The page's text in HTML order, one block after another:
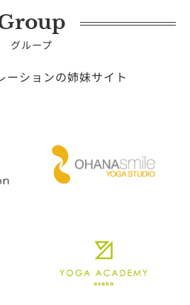
グループ
ーションの姉妹サイト